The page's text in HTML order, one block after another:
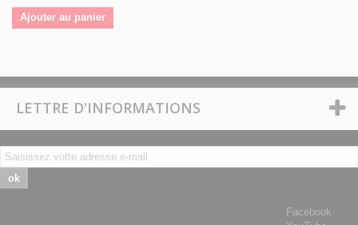
Ajouter au panier
LETTRE D'INFORMATIONS
ok
Facebook